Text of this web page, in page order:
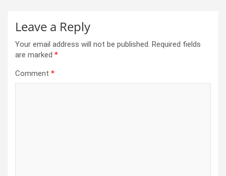
Leave a Reply
Your email address will not be published. Required fields
are marked *
Comment *